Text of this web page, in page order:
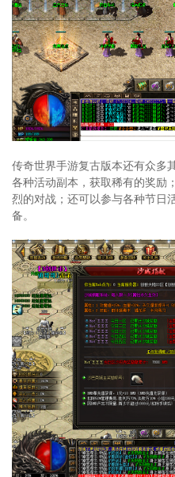
传奇世界手游复古版本还有众多
各种活动副本，获取稀有的奖励
烈的对战；还可以参与各种节日
备。